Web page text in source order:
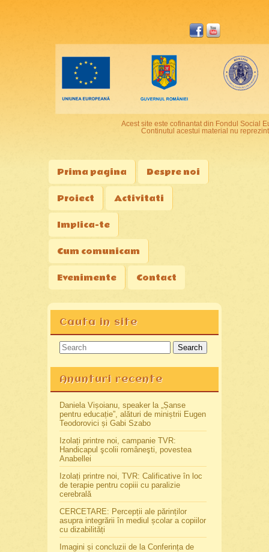
Acest site este cofinantat din Fondul Social
Continutul acestui material nu
Prima pagina Despre noi
Proiect Activitati
Implica-te
Cum comunicam
Evenimente Contact
Cauta in site
Search
Anunturi recente
Daniela Vișoianu, speaker la „Șanse
pentru educație”, alături de miniștrii Eugen
Teodorovici și Gabi Szabo
Izolați printre noi, campanie TVR:
Handicapul şcolii româneşti, povestea
Anabellei
Izolați printre noi, TVR: Calificative în loc
de terapie pentru copiii cu paralizie
cerebrală
CERCETARE: Percepții ale părinților
asupra integrării în mediul școlar a copiilor
cu dizabilități
Imagini și concluzii de la Conferința de